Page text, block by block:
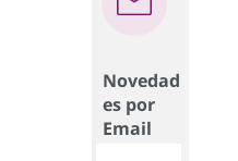
Novedad
es por
Email